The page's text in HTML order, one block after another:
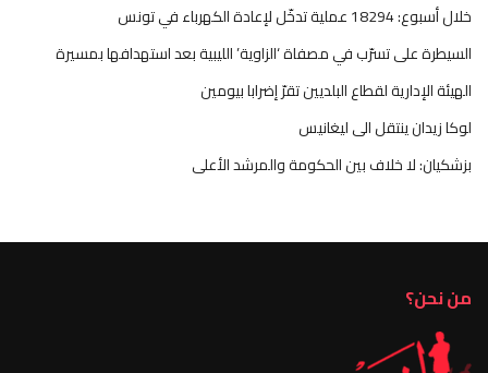
خلال أسبوع: 18294 عملية تدخّل لإعادة الكهرباء في تونس
السيطرة على تسرّب في مصفاة ‘الزاوية’ الليبية بعد استهدافها بمسيرة
الهيئة الإدارية لقطاع البلديين تقرّ إضرابا بيومين
لوكا زيدان ينتقل الى ليغانيس
بزشكيان: لا خلاف بين الحكومة والمرشد الأعلى
من نحن؟